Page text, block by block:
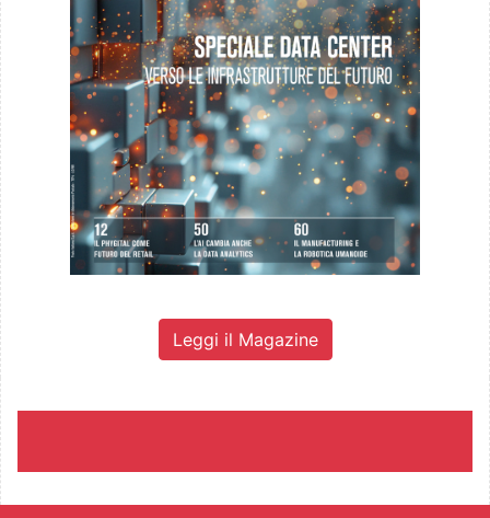
Leggi il Magazine